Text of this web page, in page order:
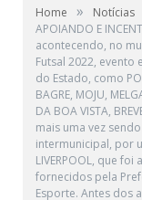
Home » Notícias
APOIANDO E
acontecendo, no
Futsal 2022,
do Estado, como
BAGRE, MOJU,
DA BOA VISTA,
mais uma vez
intermunicipal, por
LIVERPOOL, que
fornecidos pela
Esporte. Antes dos